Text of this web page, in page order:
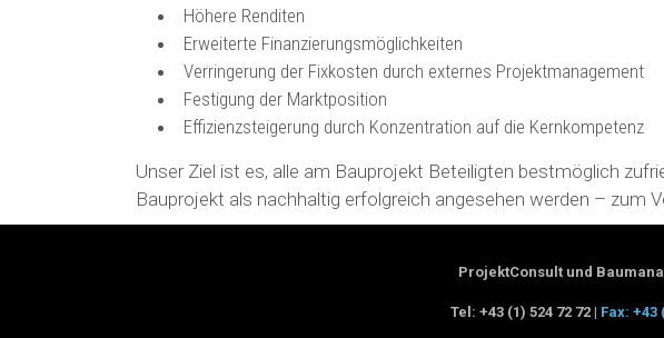
Höhere Renditen
Erweiterte Finanzierungsmöglichkeiten
Verringerung der Fixkosten durch externes Projektmanagement
Festigung der Marktposition
Effizienzsteigerung durch Konzentration auf die Kernkompetenz
Unser Ziel ist es, alle am Bauprojekt Beteiligten bestmöglich
Bauprojekt als nachhaltig erfolgreich angesehen werden – zum
ProjektConsult und
Tel: +43 (1) 524 72 72 | Fax: +43